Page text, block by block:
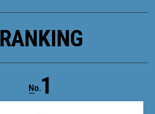
RANKING
1